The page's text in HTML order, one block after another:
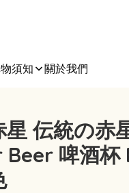
須知 關於我們
星 伝統の赤
啤酒杯